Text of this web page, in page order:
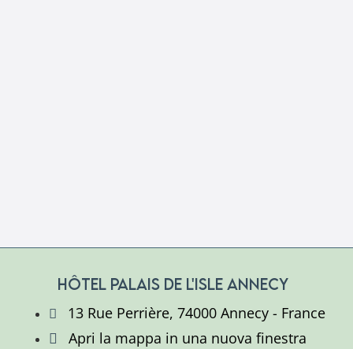
Hôtel Palais de L'Isle Annecy
13 Rue Perrière, 74000 Annecy - France
Apri la mappa in una nuova finestra